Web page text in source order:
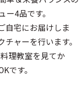
4品です。
自宅にお届けしま
ャーを行います。
理教室を見てか
です。